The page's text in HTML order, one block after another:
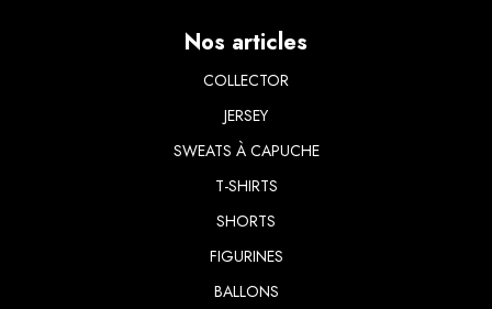
Nos articles
COLLECTOR
JERSEY
SWEATS À CAPUCHE
T-SHIRTS
​SHORTS
FIGURINES
BALLONS